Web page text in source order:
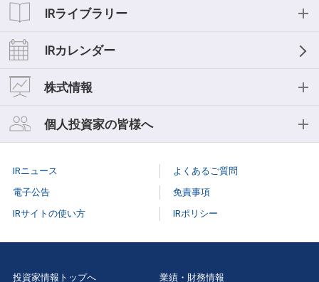
投資家の皆様へ
中期経営計画
事業等のリスク
役員紹介
業績・財務情報
業績ハイライト
キャッシュフロー
セグメント情報
IRライブラリー
IRライブラリー
IR資料一覧
決算説明会
スモールミーティング/事業説明会
有価証券報告書
株主様向け報告書
三菱総研グループレポート
IRカレンダー
株式情報
株式情報
株主総会
株式事務手続き
個人投資家の皆様へ
個人投資家説明会
IRニュース
よくあるご質問
電子公告
免責事項
IRサイトの使い方
IRポリシー
投資家情報トップへ 業績・財務情報